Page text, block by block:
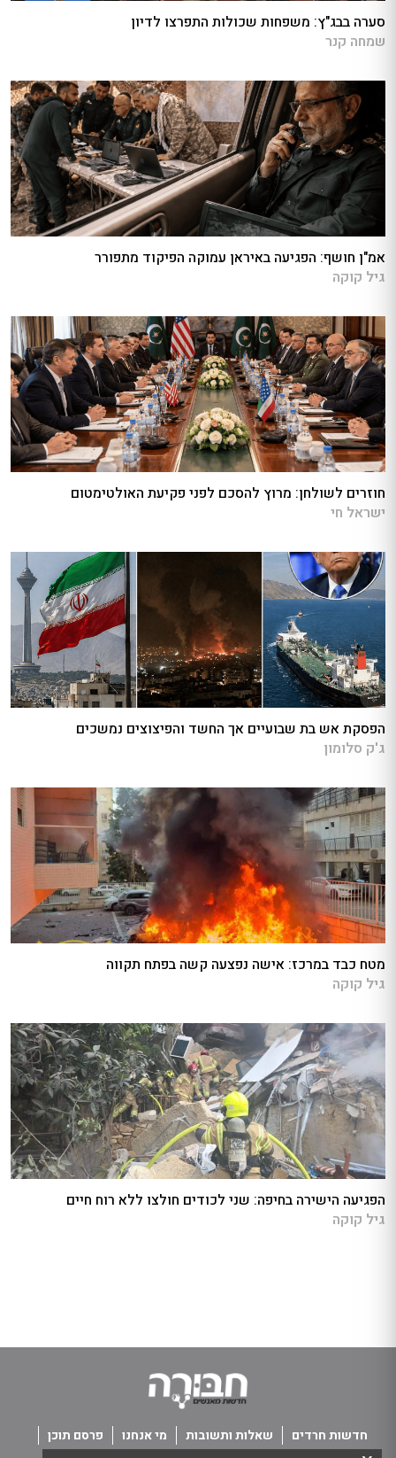
סערה בבג"ץ: משפחות שכולות התפרצו לדיון
שמחה קנר
אמ"ן חושף: הפגיעה באיראן עמוקה הפיקוד מתפורר
גיל קוקה
חוזרים לשולחן: מרוץ להסכם לפני פקיעת האולטימטום
ישראל חי
הפסקת אש בת שבועיים אך החשד והפיצוצים נמשכים
ג'ק סלומון
מטח כבד במרכז: אישה נפצעה קשה בפתח תקווה
גיל קוקה
הפגיעה הישירה בחיפה: שני לכודים חולצו ללא רוח חיים
גיל קוקה
חדשות חרדים שאלות ותשובות מי אנחנו
פרסם תוכן